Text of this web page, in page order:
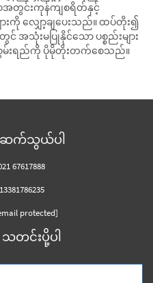
အတွင်းကုန်ကျစရိတ်နှင့်
ကို လျှော့ချပေးသည်။ ထပ်တိုး၍
သုံးမပြုနိုင်သော ပစ္စည်းများ
ာစွမ်းရည်ကို ပိုမိုတိုးတက်စေသည်။
ဆက်သွယ်ပါ
67617888
protected]
တင်းပို့ပါ